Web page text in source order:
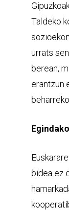
Taldeko
urrats
berean,
erantzun
bidea ez